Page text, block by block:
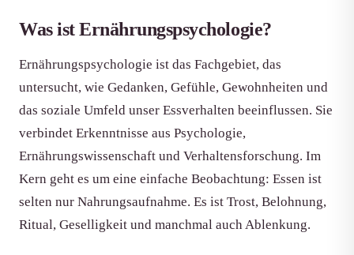
Was ist Ernährungspsychologie?
Ernährungspsychologie ist das Fachgebiet, das
untersucht, wie Gedanken, Gefühle, Gewohnheiten und
das soziale Umfeld unser Essverhalten beeinflussen. Sie
verbindet Erkenntnisse aus Psychologie,
Ernährungswissenschaft und Verhaltensforschung. Im
Kern geht es um eine einfache Beobachtung: Essen ist
selten nur Nahrungsaufnahme. Es ist Trost, Belohnung,
Ritual, Geselligkeit und manchmal auch Ablenkung.